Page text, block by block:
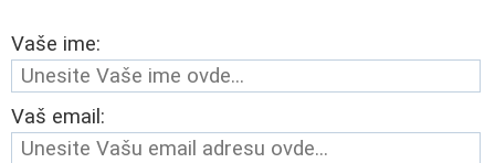
Vaše ime:
Vaš email: